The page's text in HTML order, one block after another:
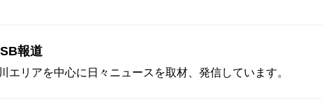
報道
エリアを中心に日々ニュースを取材、発信しています。